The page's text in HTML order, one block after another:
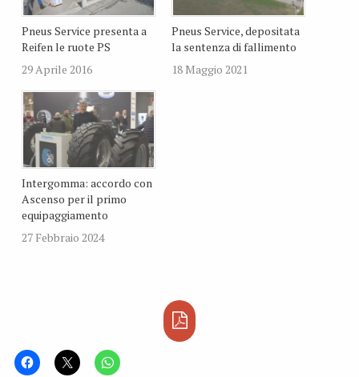
Pneus Service presenta a
Reifen le ruote PS
29 Aprile 2016
Pneus Service, depositata
la sentenza di fallimento
18 Maggio 2021
Intergomma: accordo con
Ascenso per il primo
equipaggiamento
27 Febbraio 2024